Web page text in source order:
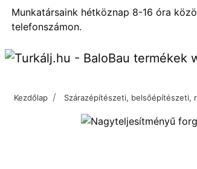
Munkatársaink hétköznap 8-16 óra
telefonszámon.
Kezdőlap Szárazépítészeti, belsőépítészeti,